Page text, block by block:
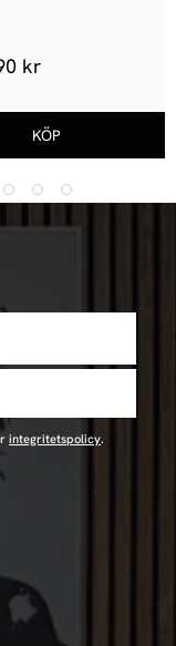
kr
integritetspolicy.